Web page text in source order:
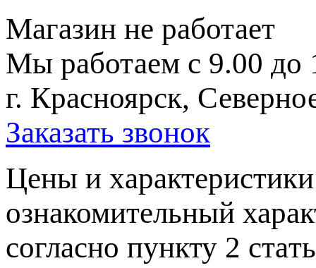
Магазин не работает
Мы работаем с 9.00 до
г. Красноярск,
Заказать звонок
Цeны и
ознакомительный
согласно пункту 2